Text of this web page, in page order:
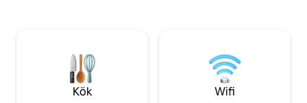
ögonblick från äventyr: vandring,
middag, skidåkning, Jim Thorpe och
Pocono Raceway – där romantiken
dröjer sig kvar och tiden saktar ner.
och sittplatser
speciella
och Poconos
aktiviteter;
Kök Wifi